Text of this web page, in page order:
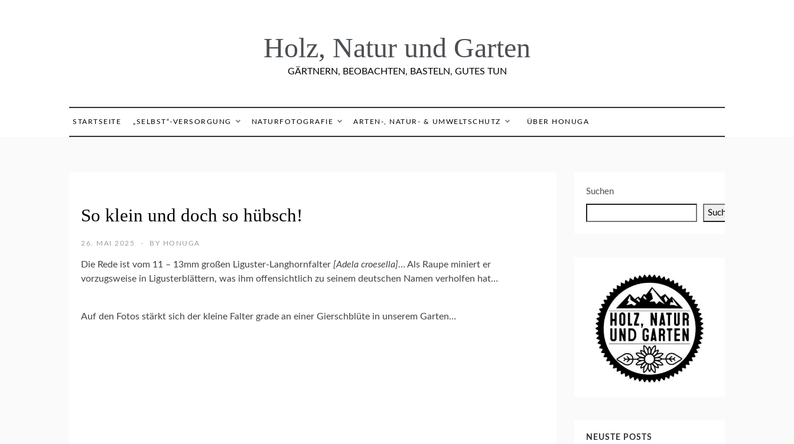
Holz, Natur und Garten
GÄRTNERN, BEOBACHTEN, BASTELN, GUTES TUN
STARTSEITE „SELBST“-VERSORGUNG NATURFOTOGRAFIE ARTEN-, NATUR- & UMWELTSCHUTZ ÜBER HONUGA
R
S
Z
So klein und doch so hübsch!
26. MAI 2025 BY HONUGA
Die Rede ist vom 11 – 13mm großen Liguster-Langhornfalter [Adela croesella]… Als Raupe miniert er
vorzugsweise in Ligusterblättern, was ihm offensichtlich zu seinem deutschen Namen verholfen hat…
Auf den Fotos stärkt sich der kleine Falter grade an einer Gierschblüte in unserem Garten…
Suchen
Suchen
NEUSTE POSTS